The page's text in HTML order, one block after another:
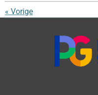
« Vorige